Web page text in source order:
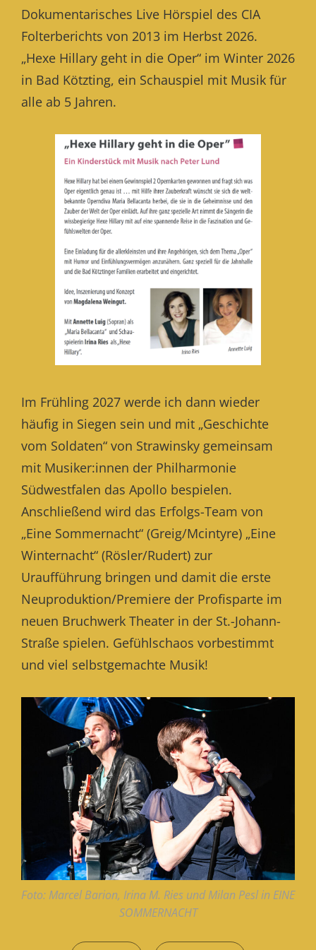
Dokumentarisches Live Hörspiel des CIA
Folterberichts von 2013 im Herbst 2026.
„Hexe Hillary geht in die Oper“ im Winter 2026
in Bad Kötzting, ein Schauspiel mit Musik für
alle ab 5 Jahren.
Im Frühling 2027 werde ich dann wieder
häufig in Siegen sein und mit „Geschichte
vom Soldaten“ von Strawinsky gemeinsam
mit Musiker:innen der Philharmonie
Südwestfalen das Apollo bespielen.
Anschließend wird das Erfolgs-Team von
„Eine Sommernacht“ (Greig/Mcintyre) „Eine
Winternacht“ (Rösler/Rudert) zur
Uraufführung bringen und damit die erste
Neuproduktion/Premiere der Profisparte im
neuen Bruchwerk Theater in der St.-Johann-
Straße spielen. Gefühlschaos vorbestimmt
und viel selbstgemachte Musik!
Foto: Marcel Barion, Irina M. Ries und Milan Pesl in EINE
SOMMERNACHT